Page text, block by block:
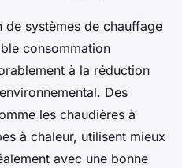
de systèmes de chauffage
consommation
à la réduction
Des
les chaudières à
à chaleur, utilisent mieux
avec une bonne